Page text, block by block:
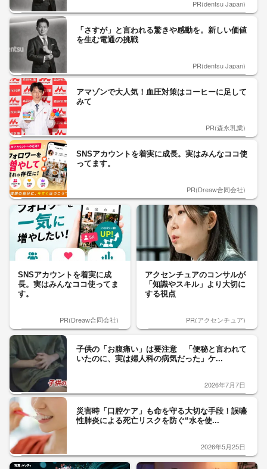
PR(dentsu Japan)
「さすが」と言われる驚きや感動を。新しい価値
を生む電通の挑戦
PR(dentsu Japan)
アマゾンで大人気！血圧対策はコーヒーに足して
みて
PR(森永乳業)
SNSアカウントを着実に成長。実はみんなココ使
ってます。
PR(Dreaw合同会社)
SNSアカウントを着実に成
長。実はみんなココ使ってま
す。
PR(Dreaw合同会社)
アクセンチュアのコンサルが
「知識やスキル」より大切に
する視点
PR(アクセンチュア)
子供の「お腹痛い」は要注意 「便秘と言われて
いたのに、実は婦人科の病気だった」ケ...
2026年7月7日
災害時「口腔ケア」も命を守る大切な手段！誤嚥
性肺炎による死亡リスクを防ぐ“水を使...
2026年5月25日